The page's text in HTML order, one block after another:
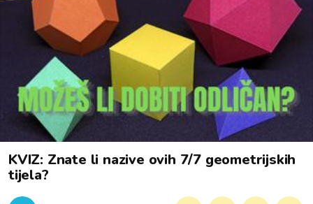
KVIZ: Znate li nazive ovih 7/7 geometrijskih
tijela?